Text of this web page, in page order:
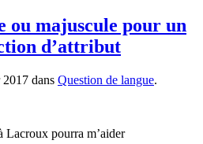
ou majuscule pour un
d’attribut
dans Question de langue.
Lacroux pourra m’aider